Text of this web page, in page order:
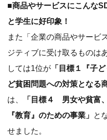
■商品やサービスにこんな
と学生に好印象！
また「企業の商品やサービ
ジティブに受け取るものは
しては1位が 「目標１『子
ど貧困問題への対策となる
は、
「目標４ 男女や貧富
『教育』のための事業」 と
せました。